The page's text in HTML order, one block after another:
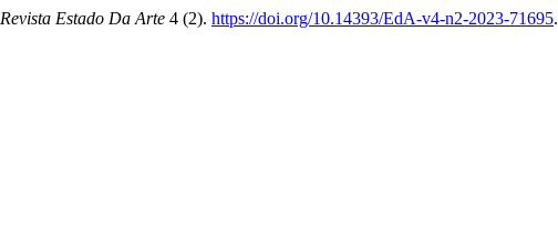
Revista Estado Da Arte 4 (2). https://doi.org/10.14393/EdA-v4-n2-2023-71695.